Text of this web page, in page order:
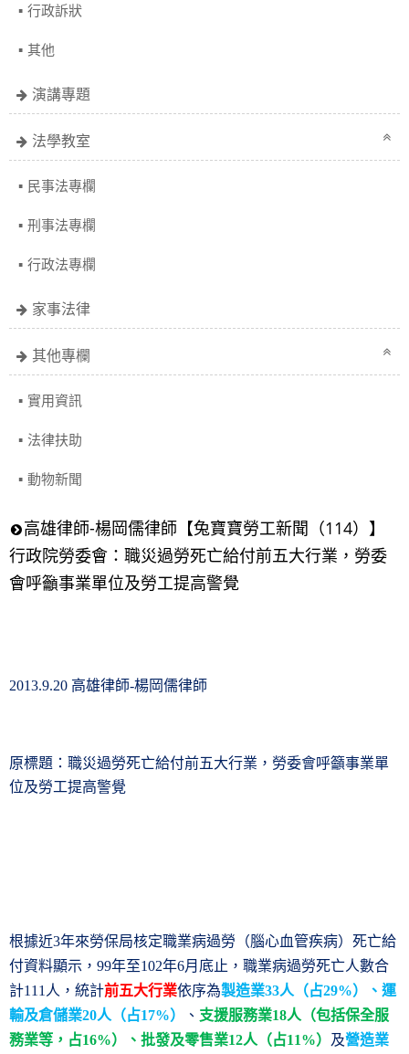
行政訴狀
其他
演講專題
法學教室
民事法專欄
刑事法專欄
行政法專欄
家事法律
其他專欄
實用資訊
法律扶助
動物新聞
高雄律師-楊岡儒律師【兔寶寶勞工新聞（114）】
行政院勞委會：職災過勞死亡給付前五大行業，勞委
會呼籲事業單位及勞工提高警覺
2013.9.20 高雄律師-楊岡儒律師
原標題：職災過勞死亡給付前五大行業，勞委會呼籲事業單
位及勞工提高警覺
根據近3年來勞保局核定職業病過勞（腦心血管疾病）死亡給
付資料顯示， 99年至102年6月底止，職業病過勞死亡人數合
計111 人，統計前五大行業依序為製造業33人（占29%）、運
輸及倉儲業20人（占17%） 、 支援服務業18人（包括保全服
務業等，占16%）、批發及零售業12人（占11%） 及營造業